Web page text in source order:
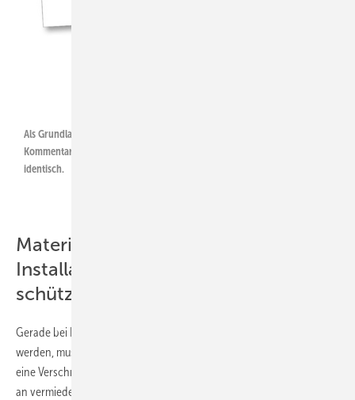
Als Grundlage dieses ­Fachartikels dient der DIN/Beuth/ZVSHK-
Kommentar zur DIN EN 806-4. Die Inhalte beider Aus­gaben sind
identisch.
Material für Trinkwasser-
Installationen vor Verschmutzung
schützen
Gerade bei Bauteilen, die in Trinkwasser-Installationen eingesetzt
werden, muss aus hygienischen Gründen dafür gesorgt werden, dass
eine Verschmutzung der wasserberührten Oberflächen von Anfang
an vermieden wird. Von der Herstellung über den Transport und die